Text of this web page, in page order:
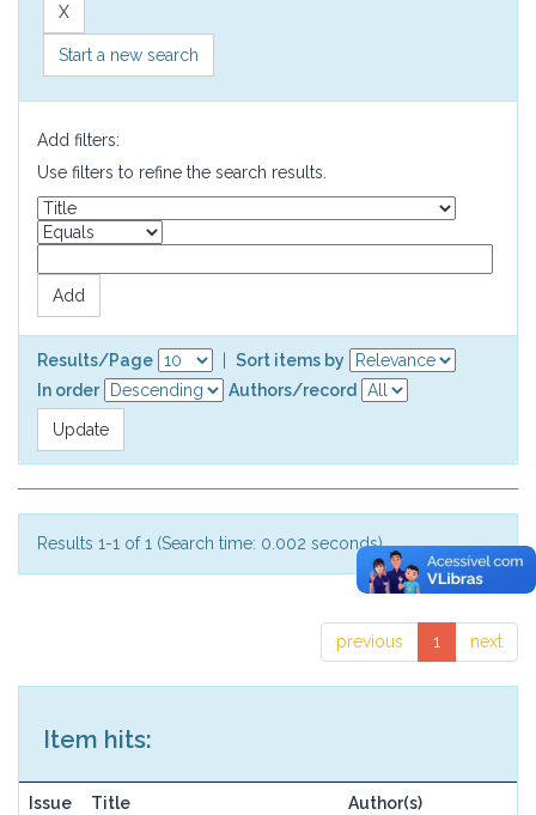
Start a new search
Add filters:
Use filters to refine the search results.
Results/Page
Sort items by
In order
Authors/record
Results 1-1 of 1 (Search time: 0.002 seconds).
previous 1 next
Item hits:
Issue
Title Author(s)